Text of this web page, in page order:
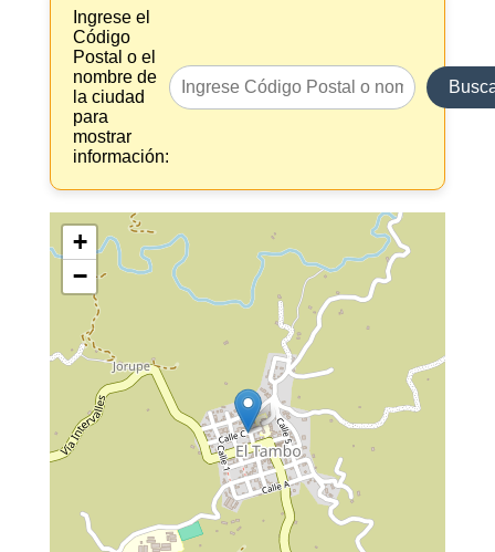
Ingrese el
Código
Postal o el
nombre de
la ciudad
para
mostrar
información:
+
−